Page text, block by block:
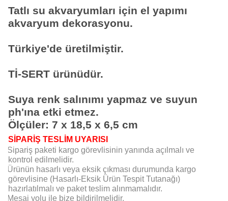
Tatlı su akvaryumları için el yapımı
akvaryum dekorasyonu.
Türkiye'de üretilmiştir.
Tİ-SERT ürünüdür.
Suya renk salınımı yapmaz ve suyun
ph'ına etki etmez.
Ölçüler: 7 x 18,5 x 6,5 cm
SİPARİŞ TESLİM UYARISI
Sipariş paketi kargo görevlisinin yanında açılmalı ve
kontrol edilmelidir.
Ürünün hasarlı veya eksik çıkması durumunda kargo
görevlisine (Hasarlı-Eksik Ürün Tespit Tutanağı)
hazırlatılmalı ve paket teslim alınmamalıdır.
Mesaj yolu ile bize bildirilmelidir.